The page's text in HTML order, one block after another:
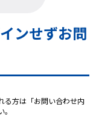
ンせずお問
る方は「お問い合わせ内